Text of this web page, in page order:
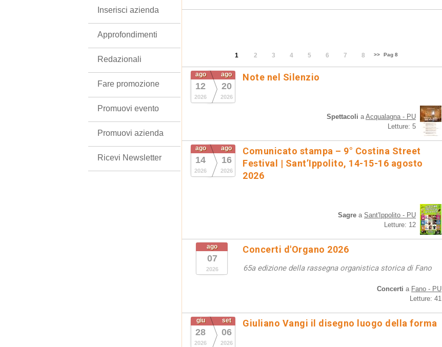
1 2 3 4 5 6 7 8 >> Pag 8
ago
12
2026
ago
20
2026
Note nel Silenzio
Spettacoli aAcqualagna - PU
Letture: 5
ago
14
2026
ago
16
2026
Comunicato stampa – 9° Costina Street
Festival | Sant’Ippolito, 14-15-16 agosto
2026
Sagre a Sant'Ippolito - PU
Letture: 12
ago
07
2026
Concerti d'Organo 2026
65a edizione della rassegna organistica storica di Fano
Concerti a Fano - PU
Letture: 41
giu
28
2026
set
06
2026
Giuliano Vangi il disegno luogo della forma
Inserisci azienda
Approfondimenti
Redazionali
Fare promozione
Promuovi evento
Promuovi azienda
Ricevi Newsletter